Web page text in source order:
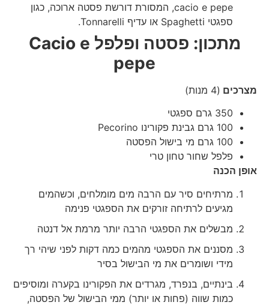
cacio e pepe, המסורת דורשת פסטה ארוכה, כגון
ספגטי Spaghetti או עדיף Tonnarelli.
מתכון: פסטה ופלפלCacio e
pepe
מצרכים(4 מנות)
350 גרם ספגטי
100 גרם גבינת פקורינו Pecorino
100 גרם מי בישול הפסטה
פלפל שחור טחון טרי
אופן הכנה
מרתיחים סיר עם הרבה מים מומלחים, וכשהמים
מגיעים לרתיחה זורקים את הספגטי פנימה
מבשלים את הספגטי הרבה יותר מרמת אל דנטה
מסננים את הספגטי מהמים כמה דקות לפני שיהי רך
מידי ושומרים את מי הבישול בסיר
בינתיים, בנפרד, מגרדים את הפקורינו בקערה ומוסיפים
כמות שווה (פחות או יותר) ממי הבישול של הפסטה,